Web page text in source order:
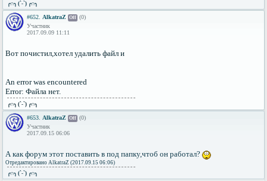
╭∩╮ (`-`) ╭∩╮
#652. AlkatraZ Off (0)
Участник
2017.09.09 11:11
Вот почистил,хотел удалить файл и
An error was encountered
Error: Файла нет.
╭∩╮ (`-`) ╭∩╮
#653. AlkatraZ Off (0)
Участник
2017.09.15 06:06
А как форум этот поставить в под папку,чтоб он работал?
Отредактировано AlkatraZ (2017.09.15 06:06)
╭∩╮ (`-`) ╭∩╮